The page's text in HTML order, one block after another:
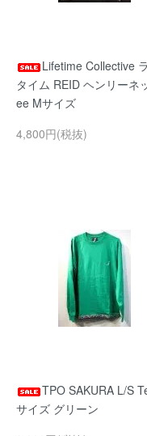
Lifetime Collective
タイム REID ヘンリーネ
ee Mサイズ
4,800円(税抜)
TPO SAKURA L/S
サイズ グリーン